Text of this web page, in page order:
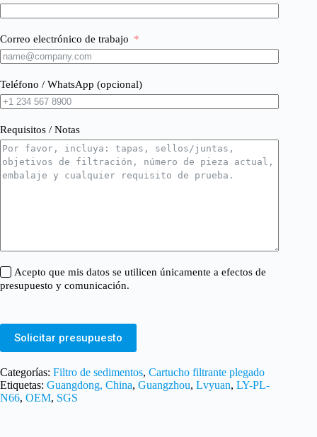
Correo electrónico de trabajo
Teléfono / WhatsApp (opcional)
Requisitos / Notas
Acepto que mis datos se utilicen únicamente a efectos de
presupuesto y comunicación.
Solicitar presupuesto
Categorías: Filtro de sedimentos, Cartucho filtrante plegado
Etiquetas: Guangdong, China, Guangzhou, Lvyuan, LY-PL-
N66, OEM, SGS